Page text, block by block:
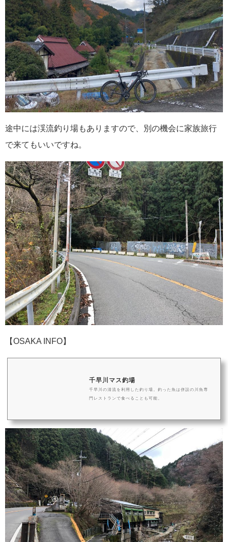
途中には渓流釣り場もありますので、別の機会に家族旅行
で来てもいいですね。
【OSAKA INFO】
千早川マス釣場
千早川の清流を利用した釣り場。釣った魚は併設の川魚専
門レストランで食べることも可能。